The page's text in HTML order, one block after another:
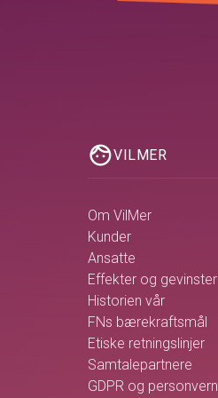
faceVILMER
Om VilMer
Kunder
Ansatte
Effekter og gevinster
Historien vår
FNs bærekraftsmål
Etiske retningslinjer
Samtalepartnere
GDPR og personvern